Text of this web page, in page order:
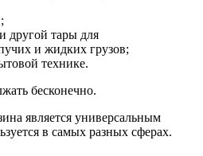
другой тары для
и жидких грузов;
технике.
бесконечно.
является универсальным
в самых разных сферах.